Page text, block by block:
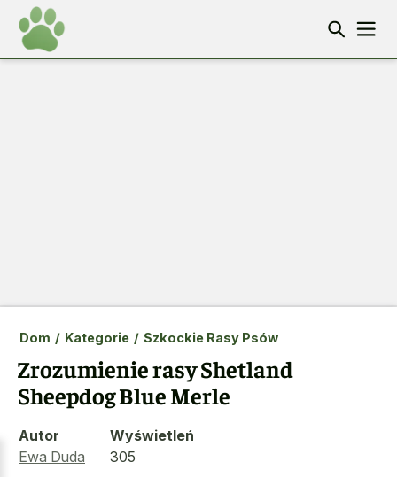
Dom / Kategorie / Szkockie Rasy Psów
Zrozumienie rasy Shetland
Sheepdog Blue Merle
Autor
Ewa Duda
Wyświetleń
305